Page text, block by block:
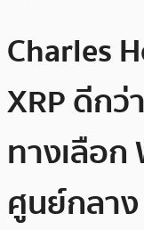
Charles
XRP ดีกว่
ทางเลือก
ศูนย์กลาง